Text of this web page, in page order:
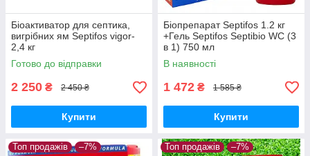
Біоактиватор для септика,
вигрібних ям Septifos vigor-
2,4 кг
Готово до відправки
2 250 ₴ 2 450 ₴
Купити
Біопрепарат Septifos 1.2 кг
+Гель Septifos Septibio WC (3
в 1) 750 мл
В наявності
1 472 ₴ 1 585 ₴
Купити
Топ продажів –7% Топ продажів –7%